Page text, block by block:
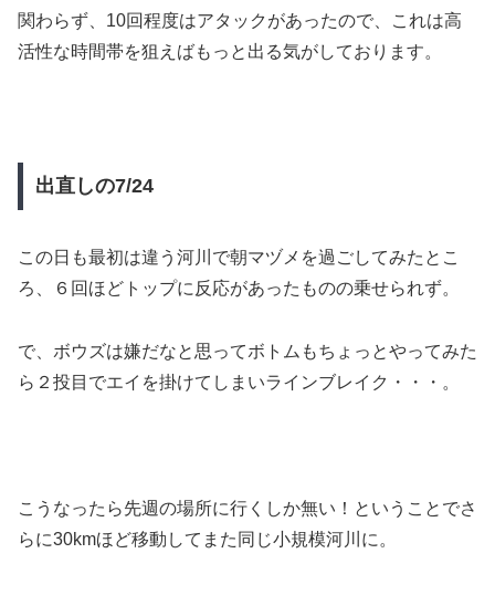
関わらず、10回程度はアタックがあったので、これは高
活性な時間帯を狙えばもっと出る気がしております。
出直しの7/24
この日も最初は違う河川で朝マヅメを過ごしてみたとこ
ろ、６回ほどトップに反応があったものの乗せられず。
で、ボウズは嫌だなと思ってボトムもちょっとやってみた
ら２投目でエイを掛けてしまいラインブレイク・・・。
こうなったら先週の場所に行くしか無い！ということでさ
らに30kmほど移動してまた同じ小規模河川に。